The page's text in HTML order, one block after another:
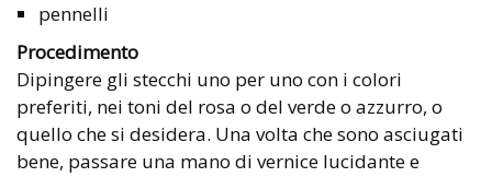
pennelli
Procedimento
Dipingere gli stecchi uno per uno con i colori
preferiti, nei toni del rosa o del verde o azzurro, o
quello che si desidera. Una volta che sono asciugati
bene, passare una mano di vernice lucidante e